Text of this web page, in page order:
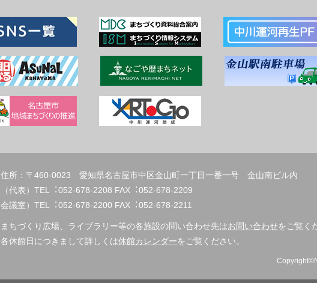
住所：〒460-0023 愛知県名古屋市中区金山町一丁目一番一号 金山南ビル内
（代表）TEL︓052-678-2208
会議室）TEL︓052-678-2200 FAX︓052-678-2211
まちづくり広場、ライブラリー等の各施設の問い合わせ先はお問い合わせをご覧く
各休館日につきまして詳しくは休館カレンダーをご覧ください。